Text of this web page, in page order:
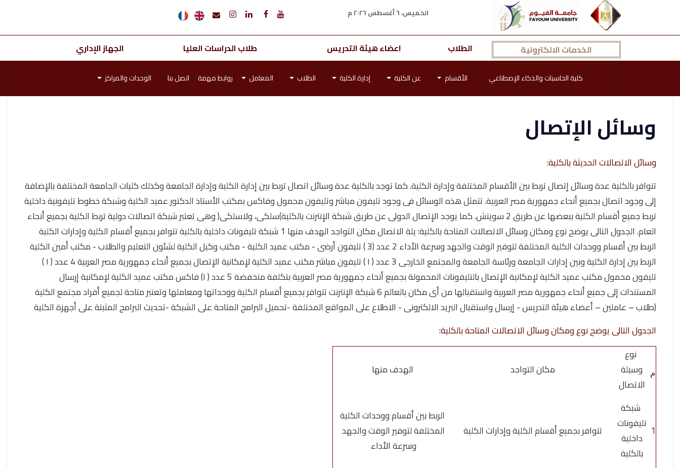
الخميس، ٦ أغسطس ٢٠٢٦ م
الخدمات الالكترونية الطلاب اعضاء هيئة التدريس طلاب الدراسات العليا الجهاز الإداري
كلية الحاسبات والذكاء الإصطناعي الأقسام عن الكلية إدارة الكلية الطلاب المعامل روابط مهمة اتصل بنا الوحدات والمراكز
وسائل الإتصال
وسائل الاتصالات الحديثة بالكلية:
تتوافر بالكلية عدة وسائل إتصال تربط بين الأقسام المختلفة وإدارة الكلية. كما توجد بالكلية عدة وسائل اتصال تربط بين إدارة الكلية وإدارة الجامعة وكذلك كليات الجامعة المختلفة بالإضافة
إلى وجود اتصال بجميع أنحاء جمهورية مصر العربية. تتمثل هذه الوسائل فى وجود تليفون مباشر وتليفون محمول وفاكس بمكتب الأستاذ الدكتور عميد الكلية وشبكة خطوط تليفونية داخلية
تربط جميع أقسام الكلية ببعضها عن طريق 2 سويتش. كما يوجد الإتصال الدولى عن طريق شبكة الإنترنت بالكلية)سلكى، ولاسلكى( وهى تعتبر شبكة اتصالات دولية تربط الكلية بجميع أنحاء
العام. الجدول التالى يوضح نوع ومكان وسائل الاتصالات المتاحة بالكلية: يلة الاتصال مكان التواجد الهدف منها 1 شبكة تليفونات داخلية بالكلية تتوافر بجميع أقسام الكلية وإدارات الكلية
الربط بين أقسام ووحدات الكلية المختلفة لتوفير الوقت والجهد وسرعة الأداء 2 عدد (3 ) تليفون أرضى - مكتب عميد الكلية - مكتب وكيل الكلية لشئون التعليم والطلاب - مكتب أمين الكلية
الربط بين إدارة الكلية وبين إدارات الجامعة ورئاسة الجامعة والمجتمع الخارجى 3 عدد ( ١ ) تليفون مباشر مكتب عميد الكلية لإمكانية الإتصال بجميع أنحاء جمهورية مصر العربية 4 عدد ( ١ )
تليفون محمول مكتب عميد الكلية لإمكانية الإتصال بالتليفونات المحمولة بجميع أنحاء جمهورية مصر العربية بتكلفة منخفضة 5 عدد ( ١) فاكس مكتب عميد الكلية لإمكانية إرسال
المستندات إلى جميع أنحاء جمهورية مصر العربية واستقبالها من أى مكان بالعالم 6 شبكة الإنترنت تتوافر بجميع أقسام الكلية ووحداتها ومعاملها وتعتبر متاحة لجميع أفراد مجتمع الكلية
(طلاب – عاملين – أعضاء هيئة التدريس - إرسال واستقبال البريد الالكترونى - الاطلاع على المواقع المختلفة -تحميل البرامج المتاحة على الشبكة -تحديث البرامج المثبتة على أجهزة الكلية
الجدول التالى يوضح نوع ومكان وسائل الاتصالات المتاحة بالكلية:
م
نوع
وسيلة
الاتصال
مكان التواجد الهدف منها
1
شبكة
تليفونات
داخلية
بالكلية
تتوافر بجميع أقسام الكلية وإدارات الكلية
الربط بين أقسام ووحدات الكلية
المختلفة لتوفير الوقت والجهد
وسرعة الأداء